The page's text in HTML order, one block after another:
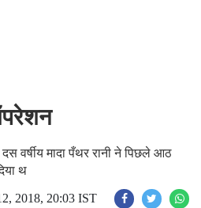
वर्षीय मादा पँथर रानी ने पिछले आठ
थ
2018, 20:03 IST